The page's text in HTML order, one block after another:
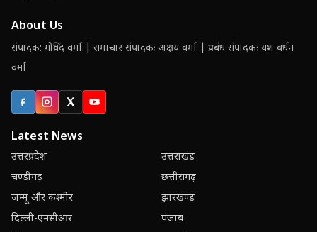
About Us
संपादक: गोविंद वर्मा | समाचार संपादकः अक्षय वर्मा | प्रबंध संपादकः यश वर्धन
वर्मा
FacebookInstagram
X (Twitter)
YouTube
Latest News
उत्तरप्रदेश
उत्तराखंड
चण्डीगढ़
छत्तीसगढ़
जम्मू और कश्मीर
झारखण्ड
दिल्ली-एनसीआर
पंजाब